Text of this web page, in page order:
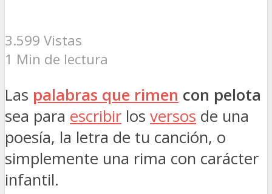
3.599 Vistas
1 Min de lectura
Las palabras que rimen con pelota
sea para escribir los versos de una
poesía, la letra de tu canción, o
simplemente una rima con carácter
infantil.